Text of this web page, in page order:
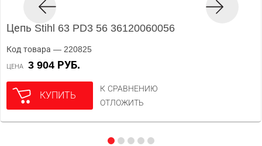
Цепь Stihl 63 PD3 56 36120060056
Код товара — 220825
ЦЕНА 3 904 РУБ.
КУПИТЬ
К СРАВНЕНИЮ
ОТЛОЖИТЬ